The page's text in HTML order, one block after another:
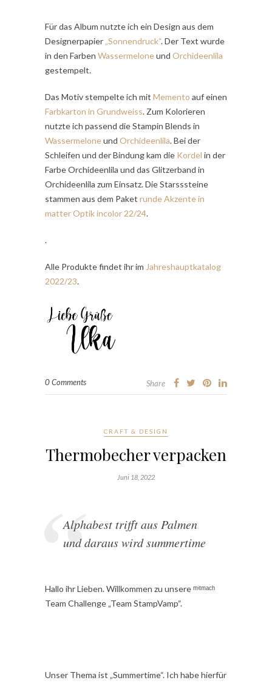
Für das Album nutzte ich ein Design aus dem
Designerpapier „Sonnendruck“. Der Text wurde
in den Farben Wassermeloneund Orchideenlila
gestempelt.
Das Motiv stempelte ich mit Memento auf einen
Farbkarton in Grundweiss. Zum Kolorieren
nutzte ich passend die Stampin Blends in
Wassermeloneund Orchideenlila. Bei der
Schleifen und der Bindung kam die Kordel in der
Farbe Orchideenlila und das Glitzerband in
Orchideenlila zum Einsatz. Die Starsssteine
stammen aus dem Paket runde Akzente in
matter Optik incolor 22/24.
.
Alle Produkte findet ihr im Jahreshauptkatalog
2022/23.
0 Comments Share
CRAFT & DESIGN
Thermobecher verpacken
Juni 18, 2022
Alphabest trifft aus Palmen
und daraus wird summertime
Hallo ihr Lieben. Willkommen zu unsere ᵐⁱᵗᵐᵃᶜʰ
Team Challenge „Team StampVamp“.
Unser Thema ist „Summertime“. Ich habe hierfür